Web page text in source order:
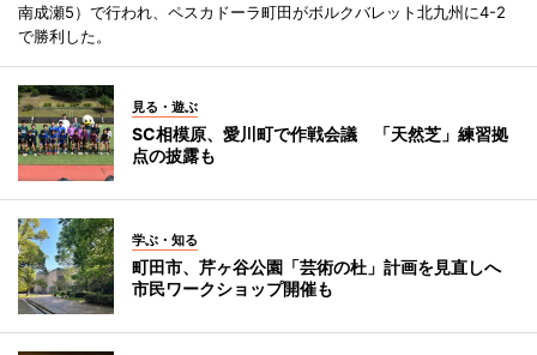
南成瀬5）で行われ、ペスカドーラ町田がボルクバレット北九州に4-2
で勝利した。
見る・遊ぶ
SC相模原、愛川町で作戦会議 「天然芝」練習拠
点の披露も
学ぶ・知る
町田市、芹ヶ谷公園「芸術の杜」計画を見直しへ
市民ワークショップ開催も